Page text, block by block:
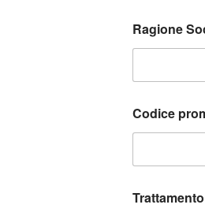
Ragione
Codice